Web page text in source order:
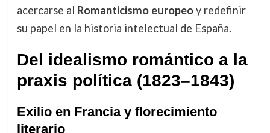
acercarse al Romanticismo europeoy redefinir
su papel en la historia intelectual de España.
Del idealismo romántico a la
praxis política (1823–1843)
Exilio en Francia y florecimiento
literario